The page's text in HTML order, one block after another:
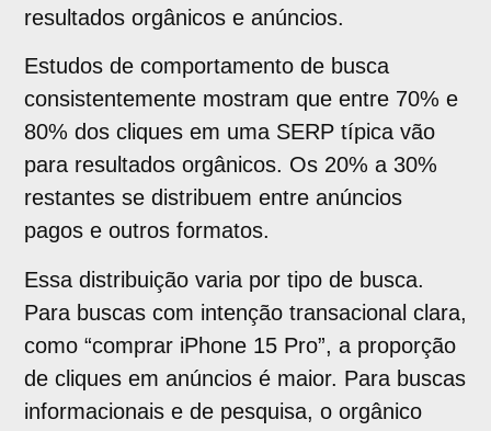
resultados orgânicos e anúncios.
Estudos de comportamento de busca
consistentemente mostram que entre 70% e
80% dos cliques em uma SERP típica vão
para resultados orgânicos. Os 20% a 30%
restantes se distribuem entre anúncios
pagos e outros formatos.
Essa distribuição varia por tipo de busca.
Para buscas com intenção transacional clara,
como “comprar iPhone 15 Pro”, a proporção
de cliques em anúncios é maior. Para buscas
informacionais e de pesquisa, o orgânico